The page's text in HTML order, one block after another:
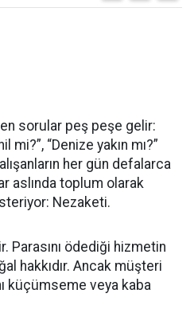
sorular peş peşe gelir:
mi?”, “Denize yakın mı?”
her gün defalarca
aslında toplum olarak
Nezaketi.
Parasını ödediği hizmetin
hakkıdır. Ancak müşteri
küçümseme veya kaba